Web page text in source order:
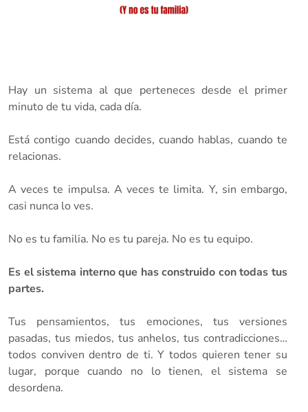
Hay un sistema al que perteneces desde el primer
minuto de tu vida, cada día.
Está contigo cuando decides, cuando hablas, cuando te
relacionas.
A veces te impulsa. A veces te limita. Y, sin embargo,
casi nunca lo ves.
No es tu familia. No es tu pareja. No es tu equipo.
Es el sistema interno que has construido con todas tus
partes.
Tus pensamientos, tus emociones, tus versiones
pasadas, tus miedos, tus anhelos, tus contradicciones…
todos conviven dentro de ti. Y todos quieren tener su
lugar, porque cuando no lo tienen, el sistema se
desordena.